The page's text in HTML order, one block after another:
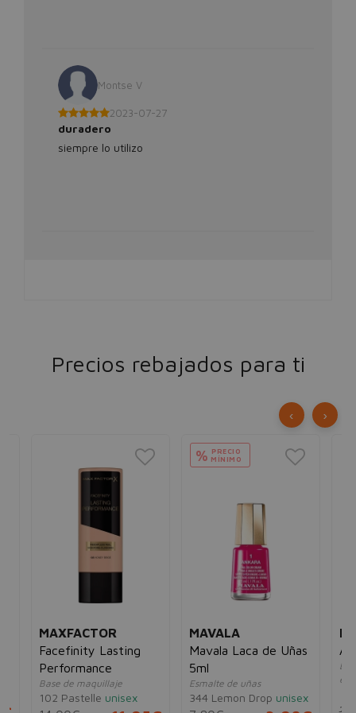
Montse V
2023-07-27
duradero
siempre lo utilizo
Precios rebajados para ti
MAXFACTOR
Facefinity Lasting
Performance
Base de maquillaje
102 Pastelle unisex
% PRECIO
MÍNIMO
MAVALA
Mavala Laca de Uñas
5ml
Esmalte de uñas
344 Lemon Drop unisex
‹ ›